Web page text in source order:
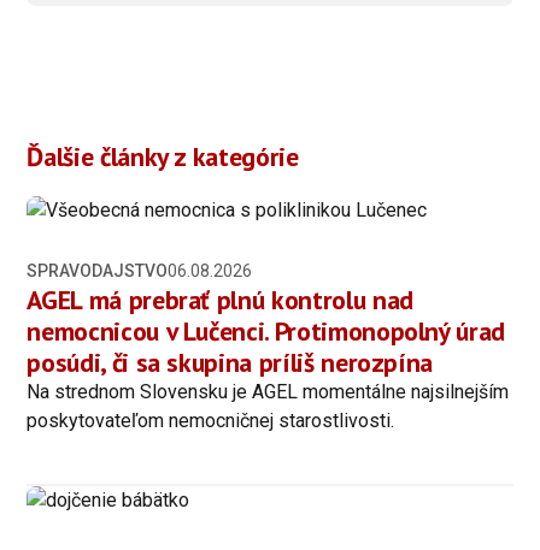
Ďalšie články z kategórie
SPRAVODAJSTVO06.08.2026
AGEL má prebrať plnú kontrolu nad
nemocnicou v Lučenci. Protimonopolný úrad
posúdi, či sa skupina príliš nerozpína
Na strednom Slovensku je AGEL momentálne najsilnejším
poskytovateľom nemocničnej starostlivosti.